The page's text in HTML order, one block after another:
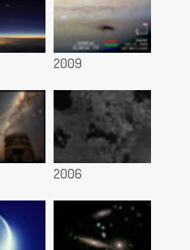
2009
2006